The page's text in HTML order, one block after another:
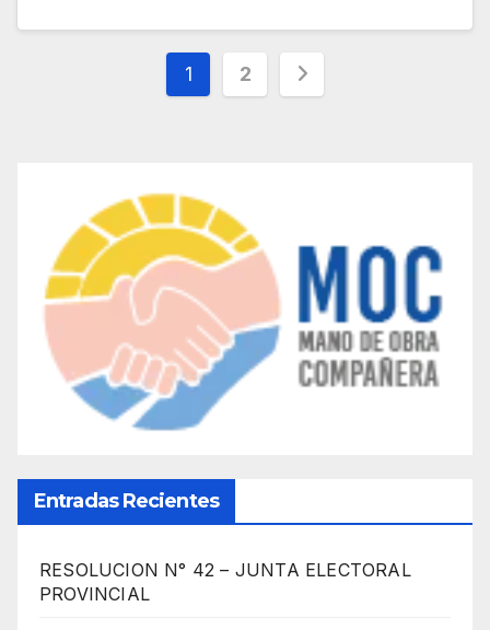
Paginación
1 2
Entradas Recientes
RESOLUCION N° 42 – JUNTA ELECTORAL
PROVINCIAL